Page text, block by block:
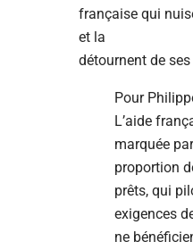
française qui
et la
détournent de
Pour
L’aide
marquée
proportion
prêts, qui
exigences
ne